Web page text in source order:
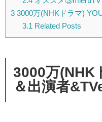
3 3000万(NHKドラマ)
3.1 Related Posts
3000万(NHK
＆出演者